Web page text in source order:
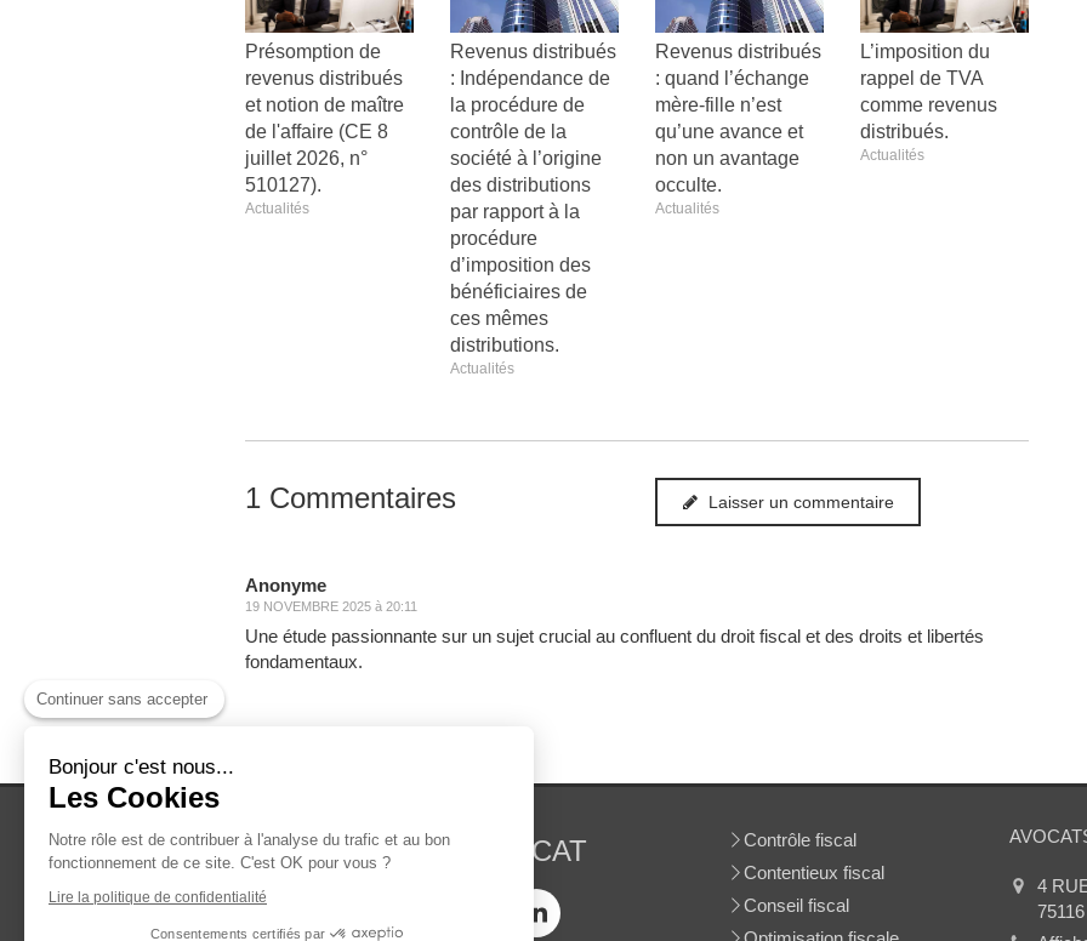
Présomption de
revenus distribués
et notion de maître
de l'affaire (CE 8
juillet 2026, n°
510127).
Actualités
Revenus distribués
: Indépendance de
la procédure de
contrôle de la
société à l’origine
des distributions
par rapport à la
procédure
d’imposition des
bénéficiaires de
ces mêmes
distributions.
Actualités
Revenus distribués
: quand l’échange
mère-fille n’est
qu’une avance et
non un avantage
occulte.
Actualités
L’imposition du
rappel de TVA
comme revenus
distribués.
Actualités
1 Commentaires Laisser un commentaire
Anonyme
19 NOVEMBRE 2025 à 20:11
Une étude passionnante sur un sujet crucial au confluent du droit fiscal et des droits et libertés
fondamentaux.
CABINET D'AVOCAT
Contrôle fiscal
Contentieux fiscal
Conseil fiscal
4
75116
Continuer sans accepter
Bonjour c'est nous...
Les Cookies
Notre rôle est de contribuer à l'analyse du trafic et au bon
fonctionnement de ce site. C'est OK pour vous ?
Lire la politique de confidentialité
Consentements certifiés par